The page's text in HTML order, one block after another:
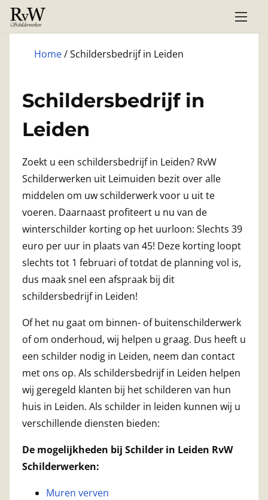
Home/ Schildersbedrijf in Leiden
Schildersbedrijf in
Leiden
Zoekt u een schildersbedrijf in Leiden? RvW
Schilderwerken uit Leimuiden bezit over alle
middelen om uw schilderwerk voor u uit te
voeren. Daarnaast profiteert u nu van de
winterschilder korting op het uurloon: Slechts 39
euro per uur in plaats van 45! Deze korting loopt
slechts tot 1 februari of totdat de planning vol is,
dus maak snel een afspraak bij dit
schildersbedrijf in Leiden!
Of het nu gaat om binnen- of buitenschilderwerk
of om onderhoud, wij helpen u graag. Dus heeft u
een schilder nodig in Leiden, neem dan contact
met ons op. Als schildersbedrijf in Leiden helpen
wij geregeld klanten bij het schilderen van hun
huis in Leiden. Als schilder in leiden kunnen wij u
verschillende diensten bieden:
De mogelijkheden bij Schilder in Leiden RvW
Schilderwerken:
Muren verven